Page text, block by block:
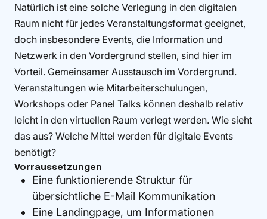
Natürlich ist eine solche Verlegung in den digitalen
Raum nicht für jedes Veranstaltungsformat geeignet,
doch insbesondere Events, die Information und
Netzwerk in den Vordergrund stellen, sind hier im
Vorteil. Gemeinsamer Ausstausch im Vordergrund.
Veranstaltungen wie Mitarbeiterschulungen,
Workshops oder Panel Talks können deshalb relativ
leicht in den virtuellen Raum verlegt werden. Wie sieht
das aus? Welche Mittel werden für digitale Events
benötigt?
Vorraussetzungen
Eine funktionierende Struktur für
übersichtliche E-Mail Kommunikation
Eine Landingpage, um Informationen